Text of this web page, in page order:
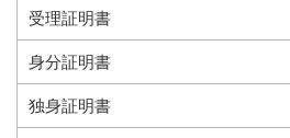
受理証明書
身分証明書
独身証明書